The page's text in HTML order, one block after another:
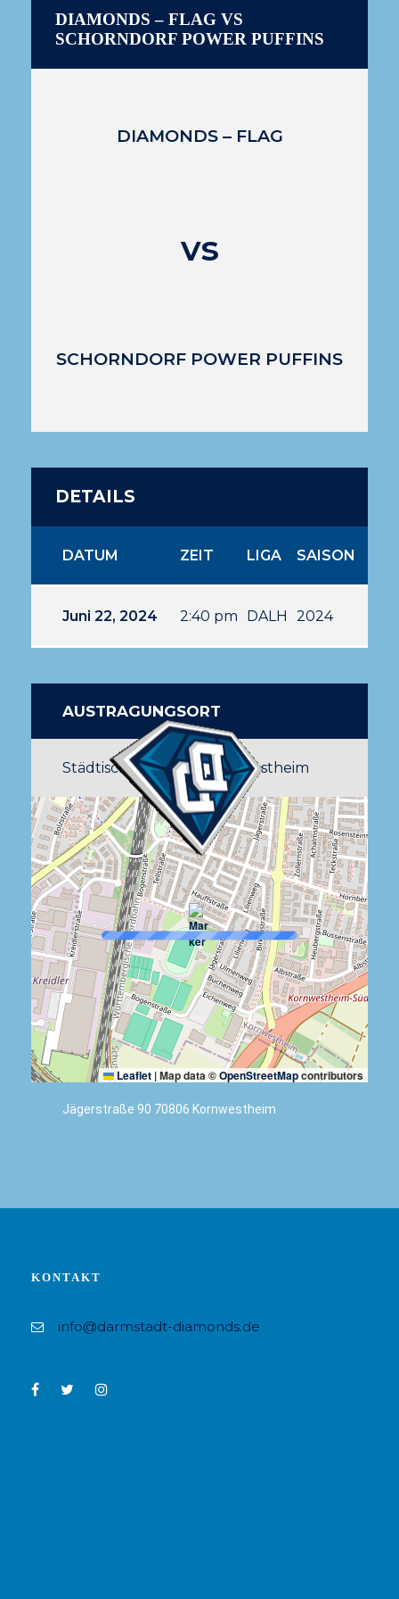
DIAMONDS – FLAG VS
SCHORNDORF POWER PUFFINS
DIAMONDS – FLAG
vs
SCHORNDORF POWER PUFFINS
DETAILS
DATUM ZEIT LIGA SAISON
Juni 22, 2024 2:40 pm DALH 2024
AUSTRAGUNGSORT
Städtisches Stadion Kornwestheim
Leaflet |Map data ©OpenStreetMapcontributors
Jägerstraße 90 70806 Kornwestheim
KONTAKT
info@darmstadt-diamonds.de